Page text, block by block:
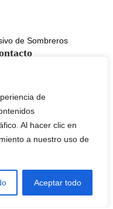
de
Al hacer clic en
a nuestro uso de
Aceptar todo
de Sombreros